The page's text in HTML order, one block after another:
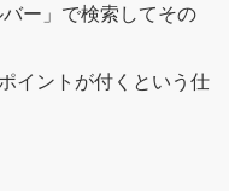
バー」で検索してその
イントが付くという仕